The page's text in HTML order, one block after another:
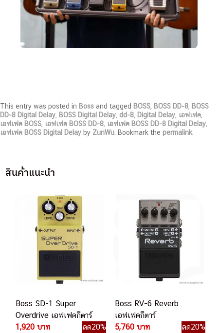
This entry was posted in Boss and tagged BOSS BOSS DD-8 BOSS
DD-8 Digital Delay BOSS Digital Delay dd-8 Digital Delay เอฟเฟค
เอฟเฟค BOSS เอฟเฟค BOSS DD-8 เอฟเฟค BOSS DD-8 Digital Delay
เอฟเฟค BOSS Digital Delay by ZunWu . Bookmark the permalink
สินค้าแนะนำ
Boss SD-1 Super
Overdrive เอฟเฟคกีตาร์
1,920 บาท
ลด20%
Boss RV-6 Reverb
เอฟเฟคกีตาร์
5,760 บาท
ลด20%